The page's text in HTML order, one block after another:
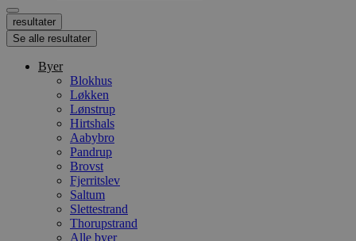
resultater
Se alle resultater
Byer
Blokhus
Løkken
Lønstrup
Hirtshals
Aabybro
Pandrup
Brovst
Fjerritslev
Saltum
Slettestrand
Thorupstrand
Alle byer